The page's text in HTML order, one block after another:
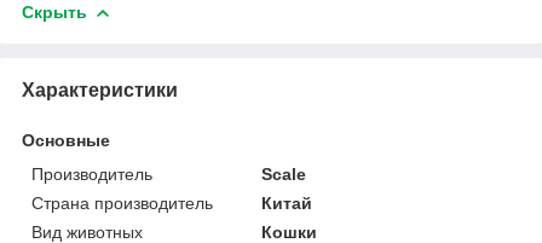
Скрыть
Характеристики
Основные
Производитель
Scale
Страна производитель
Китай
Вид животных
Кошки